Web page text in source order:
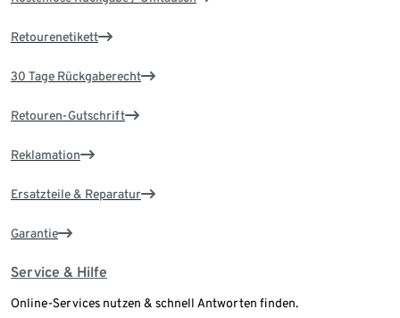
Retourenetikett
30 Tage Rückgaberecht
Retouren-Gutschrift
Reklamation
Ersatzteile & Reparatur
Garantie
Service & Hilfe
Online-Services nutzen & schnell Antworten finden.